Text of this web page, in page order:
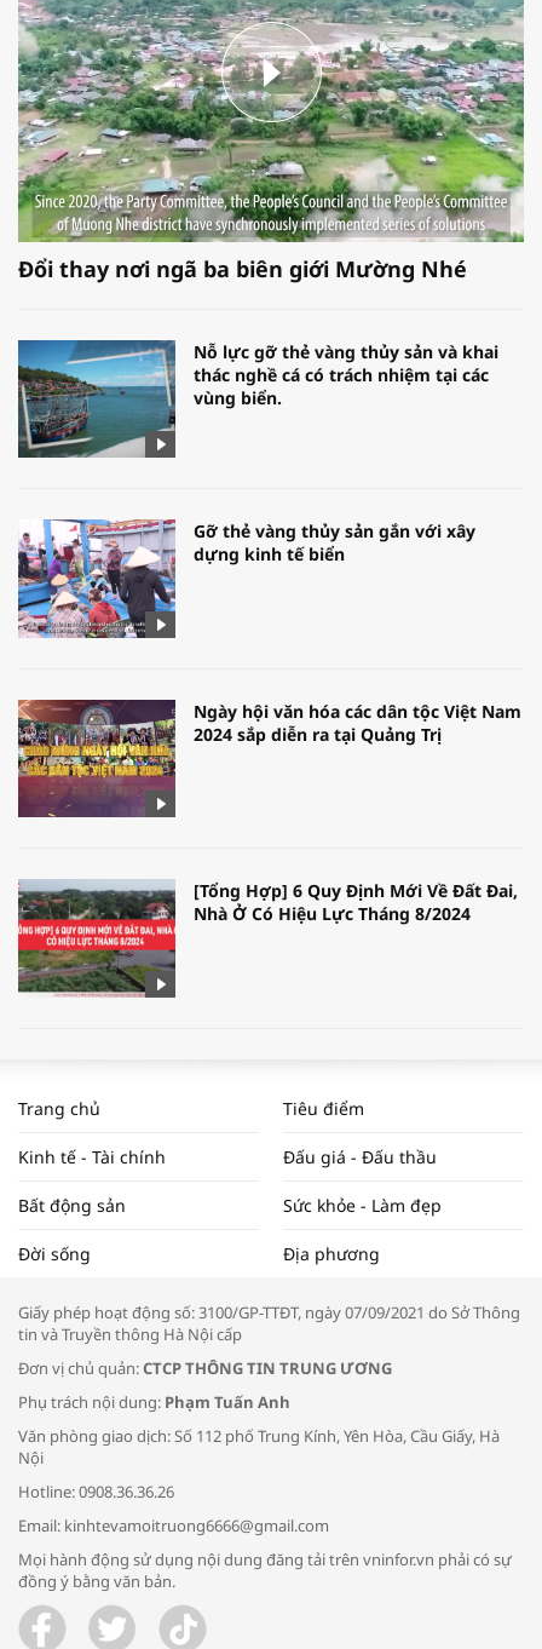
Đổi thay nơi ngã ba biên giới Mường Nhé
Nỗ lực gỡ thẻ vàng thủy sản và khai
thác nghề cá có trách nhiệm tại các
vùng biển.
Gỡ thẻ vàng thủy sản gắn với xây
dựng kinh tế biển
Ngày hội văn hóa các dân tộc Việt Nam
2024 sắp diễn ra tại Quảng Trị
[Tổng Hợp] 6 Quy Định Mới Về Đất Đai,
Nhà Ở Có Hiệu Lực Tháng 8/2024
NAM NĂM 2024 VÀ NĂM 2025 | NHỊP
ĐẬP THỊ TRƯỜNG #62
Tọa đàm “Xúc tiến thương mại: Khơi
Bác sĩ tư vấn cách phòng tránh bệnh
đường hô hấp trong thời tiết giao mùa
Trao yêu thương cho em
Trang chủ Tiêu điểm
Kinh tế - Tài chính Đấu giá - Đấu thầu
Bất động sản Sức khỏe - Làm đẹp
Đời sống Địa phương
Giấy phép hoạt động số: 3100/GP-TTĐT, ngày 07/09/2021 do Sở Thông
tin và Truyền thông Hà Nội cấp
Đơn vị chủ quản:CTCP THÔNG TIN TRUNG ƯƠNG
Phụ trách nội dung: Phạm Tuấn Anh
Văn phòng giao dịch: Số 112 phố Trung Kính, Yên Hòa, Cầu Giấy, Hà
Nội
Hotline: 0908.36.36.26
Email: kinhtevamoitruong6666@gmail.com
Mọi hành động sử dụng nội dung đăng tải trên vninfor.vn phải có sự
đồng ý bằng văn bản.